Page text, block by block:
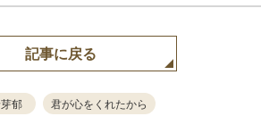
記事に戻る
郁 君が心をくれたから